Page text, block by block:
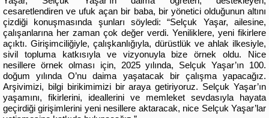
cesaretlendiren ve ufuk açan bir baba, bir yönetici olduğunun altını
çizdiği konuşmasında şunları söyledi: “Selçuk Yaşar, ailesine,
çalışanlarına her zaman çok değer verdi. Yeniliklere, yeni fikirlere
açıktı. Girişimciliğiyle, çalışkanlığıyla, dürüstlük ve ahlak ilkesiyle,
sivil topluma katkısıyla ve vizyonuyla bize örnek oldu. Nice
nesillere örnek olması için, 2025 yılında, Selçuk Yaşar’ın 100.
doğum yılında O’nu daima yaşatacak bir çalışma yapacağız.
Arşivimizi, bilgi birikimimizi bir araya getiriyoruz. Selçuk Yaşar’ın
yaşamını, fikirlerini, ideallerini ve memleket sevdasıyla hayata
geçirdiği girişimlerini yeni nesillere aktaracak, nice Selçuk Yaşar’lar